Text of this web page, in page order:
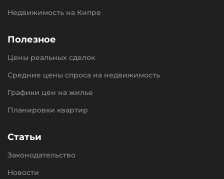
Недвижимость на Кипре
Полезное
Цены реальных сделок
Средние цены спроса на недвижимость
Графики цен на жилье
Планировки квартир
Статьи
Законодательство
Новости